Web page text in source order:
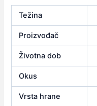
Težina
Proizvođač
Životna dob
Okus
Vrsta hrane